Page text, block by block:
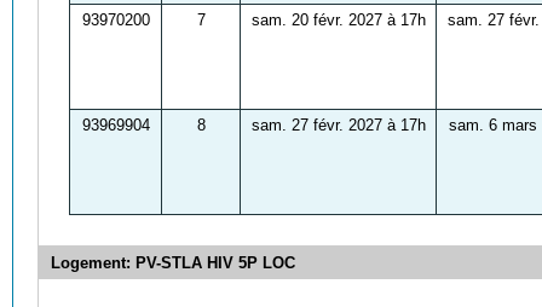
93970200 7 sam. 20 févr. 2027 à 17h sam. 27
93969904 8 sam. 27 févr. 2027 à 17h sam. 6 mars
Logement: PV-STLA HIV 5P LOC